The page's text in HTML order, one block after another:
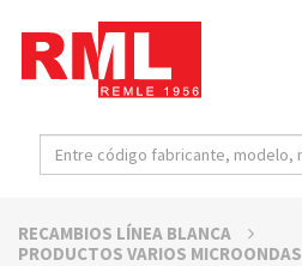
RECAMBIOS LÍNEA BLANCA
PRODUCTOS VARIOS MICROONDAS